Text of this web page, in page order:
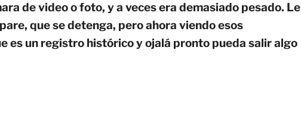
de video o foto, y a veces era demasiado pesado. Le
que se detenga, pero ahora viendo esos
es un registro histórico y ojalá pronto pueda salir algo